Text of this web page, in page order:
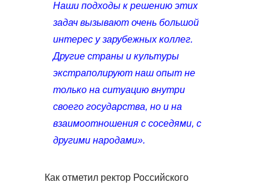
Наши подходы к решению этих
задач вызывают очень большой
интерес у зарубежных коллег.
Другие страны и культуры
экстраполируют наш опыт не
только на ситуацию внутри
своего государства, но и на
взаимоотношения с соседями, с
другими народами».
Как отметил ректор Российского